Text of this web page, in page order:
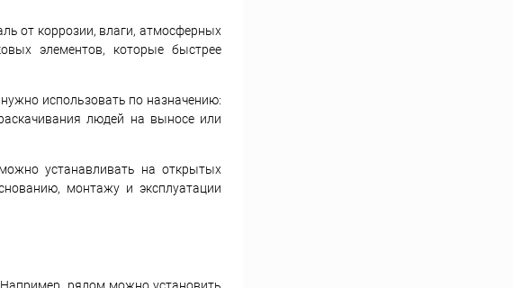
от коррозии, влаги, атмосферных
элементов, которые быстрее
использовать по назначению:
людей на выносе или
устанавливать на открытых
монтажу и эксплуатации